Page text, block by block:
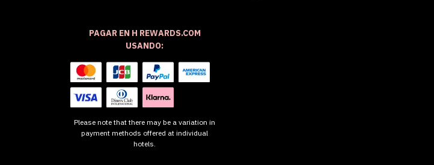
PAGAR EN H REWARDS.COM
USANDO:
Please note that there may be a variation in
payment methods offered at individual
hotels.